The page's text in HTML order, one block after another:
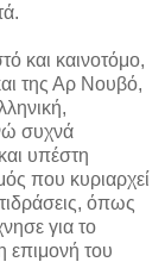
και καινοτόμο,
της Αρ Νουβό,
συχνά
υπέστη
που κυριαρχεί
όπως
για το
επιμονή του